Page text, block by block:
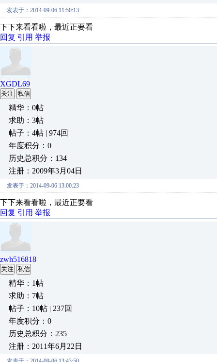
发表于：2014-09-06 11:50:13
下下来看看啦，最近正要看
回复 引用 举报
XGDL69
关注 私信
精华：0帖
求助：3帖
帖子：4帖 | 974回
年度积分：0
历史总积分：134
注册：2009年3月04日
发表于：2014-09-06 13:00:23
下下来看看啦，最近正要看
回复 引用 举报
zwh516818
关注 私信
精华：1帖
求助：7帖
帖子：10帖 | 237回
年度积分：0
历史总积分：235
注册：2011年6月22日